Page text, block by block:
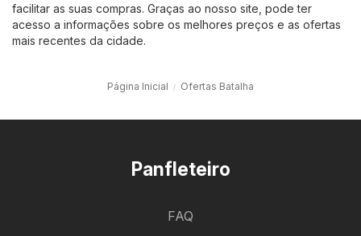
facilitar as suas compras. Graças ao nosso site, pode ter
acesso a informações sobre os melhores preços e as ofertas
mais recentes da cidade.
Página Inicial Ofertas Batalha
Panfleteiro
FAQ